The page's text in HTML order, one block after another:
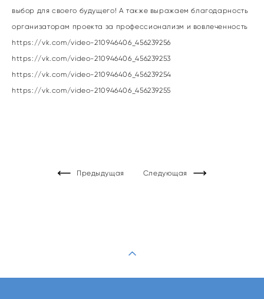
выбор для своего будущего! А также выражаем благодарность
организаторам проекта за профессионализм и вовлеченность
https://vk.com/video-210946406_456239256
https://vk.com/video-210946406_456239253
https://vk.com/video-210946406_456239254
https://vk.com/video-210946406_456239255
Предыдущая Следующая